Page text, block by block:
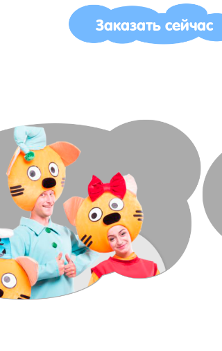
Заказать сейчас